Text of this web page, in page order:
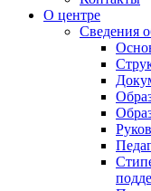
О центре
Сведения